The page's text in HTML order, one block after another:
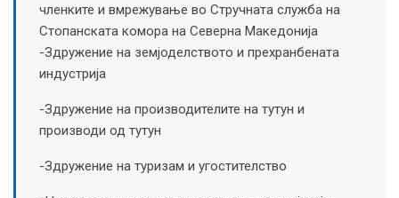
членките и вмрежување во Стручната служба на
Стопанската комора на Северна Македонија
-Здружение на земјоделството и прехранбената
индустрија
-Здружение на производителите на тутун и
производи од тутун
-Здружение на туризам и угостителство